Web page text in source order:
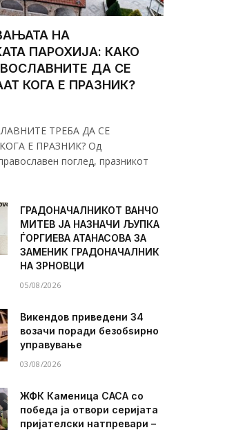
НА
ПАРОХИЈА: КАКО
ДА СЕ
КОГА Е ПРАЗНИК?
ТРЕБА ДА СЕ
Е ПРАЗНИК? Од
поглед, празникот
ГРАДОНАЧАЛНИКОТ ВАНЧО
МИТЕВ ЈА НАЗНАЧИ ЉУПКА
ЃОРГИЕВА АТАНАСОВА ЗА
ЗАМЕНИК ГРАДОНАЧАЛНИК
НА ЗРНОВЦИ
05/08/2026
Викендов приведени 34
возачи поради безобѕирно
управување
03/08/2026
ЖФК Каменица САСА со
победа ја отвори серијата
пријателски натпревари –